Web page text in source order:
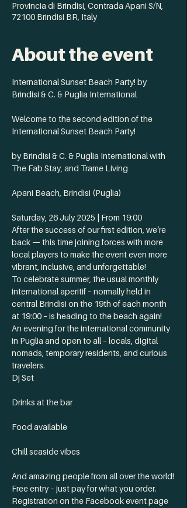
Provincia di Brindisi, Contrada Apani S/N,
72100 Brindisi BR, Italy
About the event
International Sunset Beach Party! by
Brindisi & C. & Puglia International
Welcome to the second edition of the
International Sunset Beach Party!
by Brindisi & C. & Puglia International with
The Fab Stay, and Trame Living
Apani Beach, Brindisi (Puglia)
Saturday, 26 July 2025 | From 19:00
After the success of our first edition, we’re
back — this time joining forces with more
local players to make the event even more
vibrant, inclusive, and unforgettable!
To celebrate summer, the usual monthly
international aperitif – normally held in
central Brindisi on the 19th of each month
at 19:00 – is heading to the beach again!
An evening for the international community
in Puglia and open to all – locals, digital
nomads, temporary residents, and curious
travelers.
Dj Set
Drinks at the bar
Food available
Chill seaside vibes
And amazing people from all over the world!
Free entry – just pay for what you order.
Registration on the Facebook event page